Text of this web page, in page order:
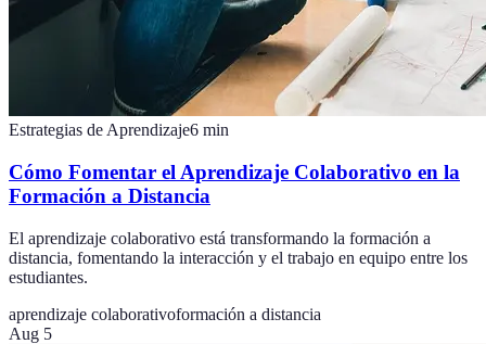
Estrategias de Aprendizaje6 min
Cómo Fomentar el Aprendizaje Colaborativo en la
Formación a Distancia
El aprendizaje colaborativo está transformando la formación a
distancia, fomentando la interacción y el trabajo en equipo entre los
estudiantes.
aprendizaje colaborativoformación a distancia
Aug 5